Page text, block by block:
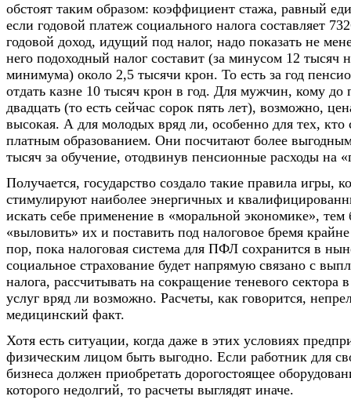
обстоят таким образом: коэффициент стажа, равный
если годовой платеж социального налога составляет
годовой доход, идущий под налог, надо показать не
него подоходный налог составит (за минусом 12 тысяч
минимума) около 2,5 тысячи крон. То есть за год
отдать казне 10 тысяч крон в год. Для мужчин, кому до
двадцать (то есть сейчас сорок пять лет), возможно,
высокая. А для молодых вряд ли, особенно для тех, кто
платным образованием. Они посчитают более выгодным
тысяч за обучение, отодвинув пенсионные расходы на
Получается, государство создало такие правила игры,
стимулируют наиболее энергичных и
искать себе применение в «моральной экономике», тем
«выловить» их и поставить под налоговое бремя
пор, пока налоговая система для ПФЛ сохранится в
социальное страхование будет напрямую связано с
налога, рассчитывать на сокращение теневого сектора
услуг вряд ли возможно. Расчеты, как говорится,
медицинский факт.
Хотя есть ситуации, когда даже в этих условиях
физическим лицом быть выгодно. Если работник для
бизнеса должен приобретать дорогостоящее
которого недолгий, то расчеты выглядят иначе.